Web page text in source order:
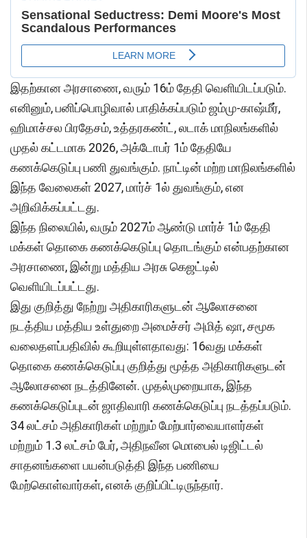
இதற்கான அரசாணை, வரும் 16ம் தேதி வெளியிடப்படும்.
எனினும், பனிப்பொழிவால் பாதிக்கப்படும் ஜம்மு-காஷ்மீர்,
ஹிமாச்சல பிரதேசம், உத்தரகண்ட், லடாக் மாநிலங்களில்
முதல் கட்டமாக 2026, அக்டோபர் 1ம் தேதியே
கணக்கெடுப்பு பணி துவங்கும். நாட்டின் மற்ற மாநிலங்களில்
இந்த வேலைகள் 2027, மார்ச் 1ல் துவங்கும், என
அறிவிக்கப்பட்டது.
இந்த நிலையில், வரும் 2027ம் ஆண்டு மார்ச் 1ம் தேதி
மக்கள் தொகை கணக்கெடுப்பு தொடங்கும் என்பதற்கான
அரசாணை, இன்று மத்திய அரசு கெஜட்டில்
வெளியிடப்பட்டது.
இது குறித்து நேற்று அதிகாரிகளுடன் ஆலோசனை
நடத்திய மத்திய உள்துறை அமைச்சர் அமித் ஷா, சமூக
வலைதளப்பதிவில் கூறியுள்ளதாவது: 16வது மக்கள்
தொகை கணக்கெடுப்பு குறித்து மூத்த அதிகாரிகளுடன்
ஆலோசனை நடத்தினேன். முதல்முறையாக, இந்த
கணக்கெடுப்புடன் ஜாதிவாரி கணக்கெடுப்பு நடத்தப்படும்.
34 லட்சம் அதிகாரிகள் மற்றும் மேற்பார்வையாளர்கள்
மற்றும் 1.3 லட்சம் பேர், அதிநவீன மொபைல் டிஜிட்டல்
சாதனங்களை பயன்படுத்தி இந்த பணியை
மேற்கொள்வார்கள், எனக் குறிப்பிட்டிருந்தார்.